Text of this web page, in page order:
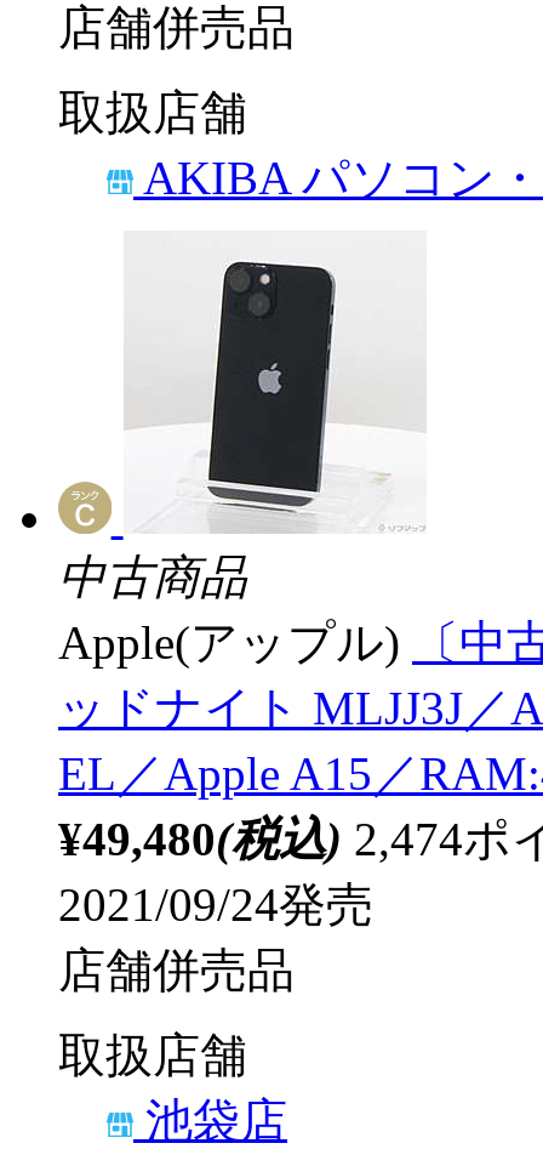
店舗併売品
取扱店舗
AKIBA パソコン
中古商品
Apple(アップル)
〔中
ッドナイト MLJJ3J／
EL／Apple A15／
¥49,480(税込) 2,474ポ
2021/09/24発売
店舗併売品
取扱店舗
池袋店